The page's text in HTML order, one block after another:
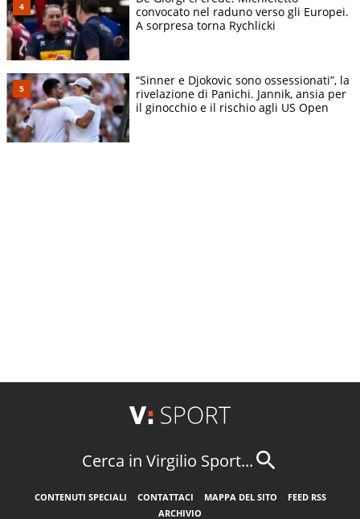
convocato nel raduno verso gli Europei.
A sorpresa torna Rychlicki
“Sinner e Djokovic sono ossessionati”, la
rivelazione di Panichi. Jannik, ansia per
il ginocchio e il rischio agli US Open
Cerca in Virgilio Sport...
CONTENUTI SPECIALI CONTATTACI MAPPA DEL SITO
FEED RSS
ARCHIVIO